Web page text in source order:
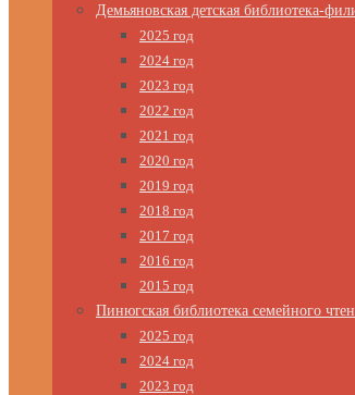
Демьяновская детская библиотека-
2025 год
2024 год
2023 год
2022 год
2021 год
2020 год
2019 год
2018 год
2017 год
2016 год
2015 год
Пинюгская библиотека семейного
2025 год
2024 год
2023 год